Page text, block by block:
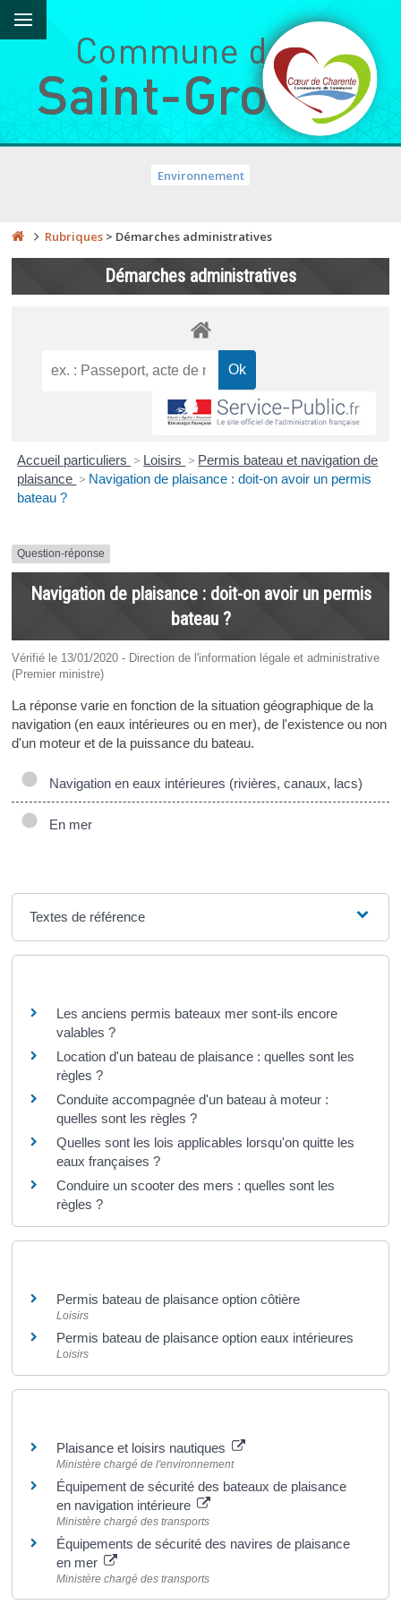
Environnement
Rubriques > Démarches administratives
Démarches administratives
Accueil particuliers > Loisirs > Permis bateau et navigation de
plaisance > Navigation de plaisance : doit-on avoir un permis
bateau ?
Question-réponse
Navigation de plaisance : doit-on avoir un permis
bateau ?
Vérifié le 13/01/2020 - Direction de l'information légale et administrative
(Premier ministre)
La réponse varie en fonction de la situation géographique de la
navigation (en eaux intérieures ou en mer), de l'existence ou non
d'un moteur et de la puissance du bateau.
Navigation en eaux intérieures (rivières, canaux, lacs)
En mer
Textes de référence
Les anciens permis bateaux mer sont-ils encore
valables ?
Location d'un bateau de plaisance : quelles sont les
règles ?
Conduite accompagnée d'un bateau à moteur :
quelles sont les règles ?
Quelles sont les lois applicables lorsqu'on quitte les
eaux françaises ?
Conduire un scooter des mers : quelles sont les
règles ?
Permis bateau de plaisance option côtière
Loisirs
Permis bateau de plaisance option eaux intérieures
Loisirs
Plaisance et loisirs nautiques
Ministère chargé de l'environnement
Équipement de sécurité des bateaux de plaisance
en navigation intérieure
Ministère chargé des transports
Équipements de sécurité des navires de plaisance
en mer
Ministère chargé des transports